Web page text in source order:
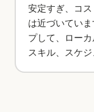
安定すぎ、コ
は近づいてい
プして、ローカ
スキル、スケ